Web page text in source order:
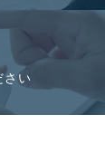
さい